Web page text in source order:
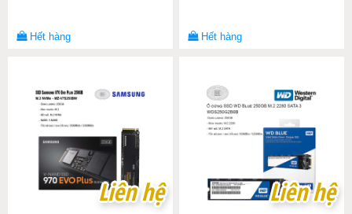
Hết hàng Hết hàng
Liên hệ
Liên hệ Liên hệ
Liên hệ